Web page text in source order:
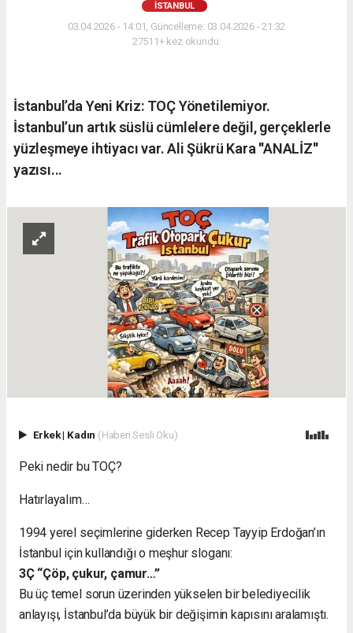
İSTANBUL
03.04.2026 - 14:01, Güncelleme: 03.04.2026 - 21:32
27511+ kez okundu.
İstanbul’da Yeni Kriz: TOÇ Yönetilemiyor.
İstanbul’un artık süslü cümlelere değil, gerçeklerle
yüzleşmeye ihtiyacı var. Ali Şükrü Kara ''ANALİZ''
yazısı...
Erkek| Kadın (Haberi Sesli Oku)
Peki nedir bu TOÇ?
Hatırlayalım…
1994 yerel seçimlerine giderken Recep Tayyip Erdoğan’ın
İstanbul için kullandığı o meşhur sloganı:
3Ç “Çöp, çukur, çamur…”
Bu üç temel sorun üzerinden yükselen bir belediyecilik
anlayışı, İstanbul’da büyük bir değişimin kapısını aralamıştı.